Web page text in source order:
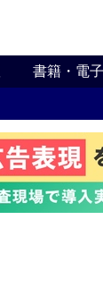
書籍・電